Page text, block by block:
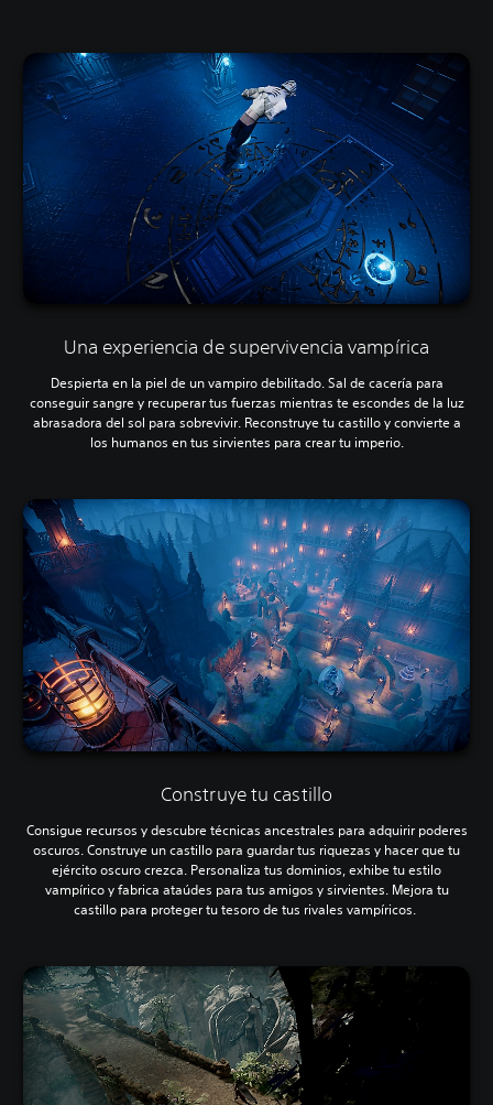
Una experiencia de supervivencia vampírica
Despierta en la piel de un vampiro debilitado. Sal de cacería para
conseguir sangre y recuperar tus fuerzas mientras te escondes de la luz
abrasadora del sol para sobrevivir. Reconstruye tu castillo y convierte a
los humanos en tus sirvientes para crear tu imperio.
Construye tu castillo
Consigue recursos y descubre técnicas ancestrales para adquirir poderes
oscuros. Construye un castillo para guardar tus riquezas y hacer que tu
ejército oscuro crezca. Personaliza tus dominios, exhibe tu estilo
vampírico y fabrica ataúdes para tus amigos y sirvientes. Mejora tu
castillo para proteger tu tesoro de tus rivales vampíricos.